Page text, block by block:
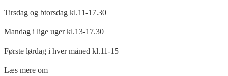
Tirsdag og btorsdag kl.11-17.30
Mandag i lige uger kl.13-17.30
Første lørdag i hver måned kl.11-15
Læs mere om